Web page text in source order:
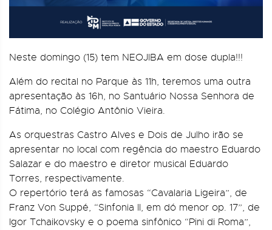
Neste domingo (15) tem NEOJIBA em dose dupla!!!
Além do recital no Parque às 11h, teremos uma outra
apresentação às 16h, no Santuário Nossa Senhora de
Fátima, no Colégio Antônio Vieira.
As orquestras Castro Alves e Dois de Julho irão se
apresentar no local com regência do maestro Eduardo
Salazar e do maestro e diretor musical Eduardo
Torres, respectivamente.
O repertório terá as famosas “Cavalaria Ligeira”, de
Franz Von Suppé, “Sinfonia II, em dó menor op. 17”, de
Igor Tchaikovsky e o poema sinfônico “Pini di Roma”,